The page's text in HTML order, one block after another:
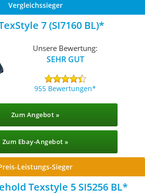
Vergleichssieger
7 (SI7160 BL)
Unsere Bewertung:
SEHR GUT
955 Bewertungen
Zum Angebot »
Zum Ebay-Angebot »
Leistungs-Sieger
Texstyle 5 SI5256 BL